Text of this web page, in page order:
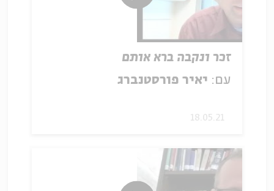
זכר ונקבה ברא אותם
עם: יאיר פורסטנברג
18.05.21